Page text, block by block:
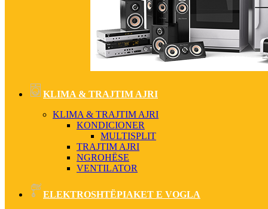
KLIMA & TRAJTIM AJRI
KLIMA & TRAJTIM AJRI
KONDICIONER
MULTISPLIT
TRAJTIM AJRI
NGROHËSE
VENTILATOR
ELEKTROSHTËPIAKET E VOGLA